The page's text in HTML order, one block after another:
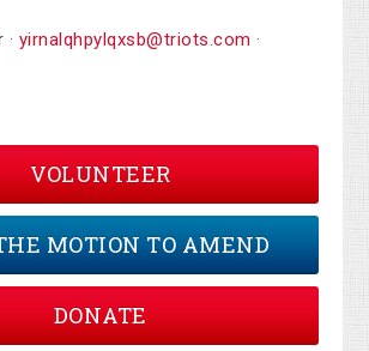
yirnalqhpylqxsb@triots.com ·
VOLUNTEER
MOTION TO AMEND
DONATE